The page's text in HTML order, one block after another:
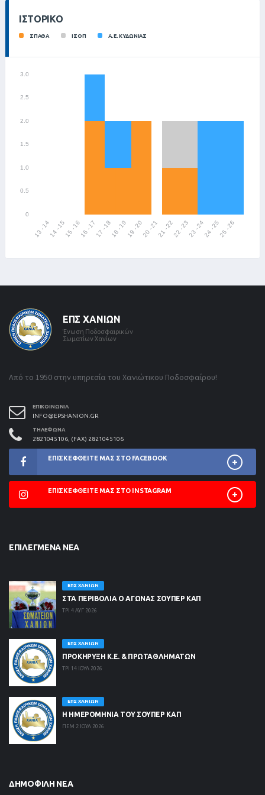
ΙΣΤΟΡΙΚΌ
ΣΠΑΘΑ ΙΣΟΠ Α.Ε. ΚΥΔΩΝΙΑΣ
ΕΠΣ ΧΑΝΊΩΝ
Ένωση Ποδοσφαιρικών
Σωματίων Χανίων
Από το 1950 στην υπηρεσία του Χανιώτικου Ποδοσφαίρου!
ΕΠΙΚΟΙΝΩΝΊΑ
INFO@EPSHANION.GR
ΤΗΛΈΦΩΝΑ
2821045106, (FAX) 2821045106
ΕΠΙΣΚΕΦΘΕΊΤΕ ΜΑΣ ΣΤΟ FACEBOOK
ΕΠΙΣΚΕΦΘΕΊΤΕ ΜΑΣ ΣΤΟ INSTAGRAM
ΕΠΙΛΕΓΜΈΝΑ ΝΈΑ
ΕΠΣ ΧΑΝΊΩΝ
ΣΤΑ ΠΕΡΙΒΟΛΙΑ Ο ΑΓΩΝΑΣ ΣΟΥΠΕΡ ΚΑΠ
ΤΡΙ 4 ΑΥΓ 2026
ΕΠΣ ΧΑΝΊΩΝ
ΠΡΟΚΗΡΥΞΗ Κ.Ε. & ΠΡΩΤΑΘΛΗΜΑΤΩΝ
ΤΡΙ 14 ΙΟΥΛ 2026
ΕΠΣ ΧΑΝΊΩΝ
Η ΗΜΕΡΟΜΗΝΙΑ ΤΟΥ ΣΟΥΠΕΡ ΚΑΠ
ΠΕΜ 2 ΙΟΥΛ 2026
ΔΗΜΟΦΙΛΉ ΝΈΑ